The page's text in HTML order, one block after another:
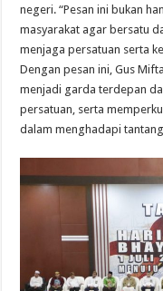
negeri. “Pesan ini bukan
masyarakat agar bersatu
menjaga persatuan serta
Dengan pesan ini, Gus
menjadi garda terdepan
persatuan, serta
dalam menghadapi